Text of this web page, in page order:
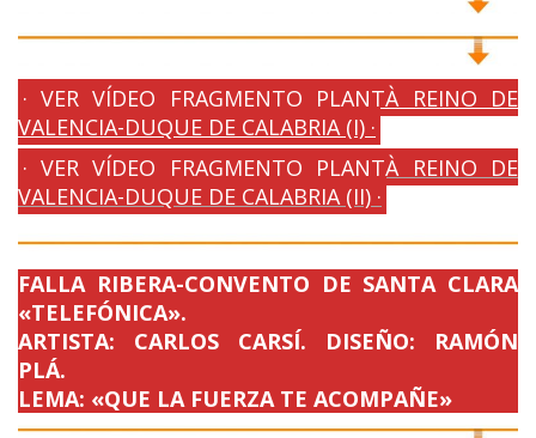
· VER VÍDEO FRAGMENTO PLANTÀ REINO DE
VALENCIA-DUQUE DE CALABRIA (I) ·
· VER VÍDEO FRAGMENTO PLANTÀ REINO DE
VALENCIA-DUQUE DE CALABRIA (II) ·
FALLA RIBERA-CONVENTO DE SANTA CLARA
«TELEFÓNICA».
ARTISTA: CARLOS CARSÍ. DISEÑO: RAMÓN
PLÁ.
LEMA: «QUE LA FUERZA TE ACOMPAÑE»